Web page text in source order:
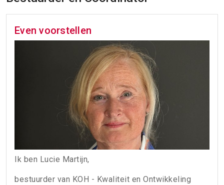
Even voorstellen
Ik ben Lucie Martijn,
bestuurder van KOH - Kwaliteit en Ontwikkeling